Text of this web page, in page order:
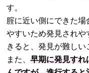
す。
腟に近い側にできた
やすいため発見され
きると、発見が難しい
また、早期に発見すれ